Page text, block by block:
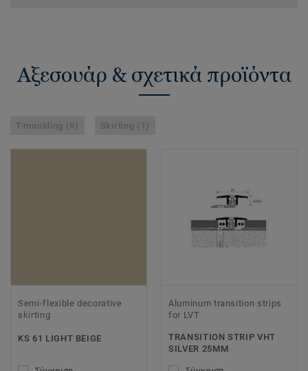
Αξεσουάρ & σχετικά προϊόντα
T-moulding (6) Skirting (1)
Semi-flexible decorative
skirting
KS 61 LIGHT BEIGE
Aluminum transition strips
for LVT
TRANSITION STRIP VHT
SILVER 25MM